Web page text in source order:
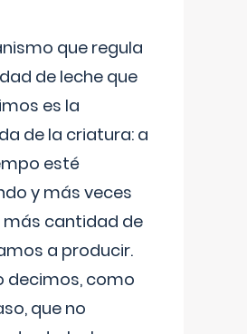
que regula
de leche que
es la
de la criatura: a
esté
y más veces
más cantidad de
a producir.
decimos, como
que no